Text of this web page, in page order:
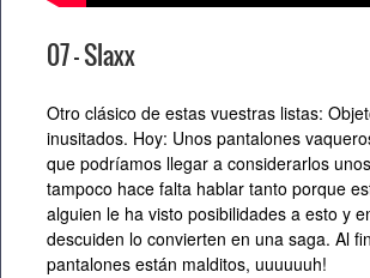
07 – Slaxx
Otro clásico de estas vuestras listas:
inusitados. Hoy: Unos pantalones
que podríamos llegar a considerarlos unos
tampoco hace falta hablar tanto porque
alguien le ha visto posibilidades a esto y
descuiden lo convierten en una saga. Al
pantalones están malditos, uuuuuuh!